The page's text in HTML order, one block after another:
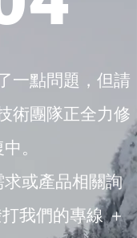
一點問題，但請
術團隊正全力修
。
或產品相關詢
我們的專線 ＋